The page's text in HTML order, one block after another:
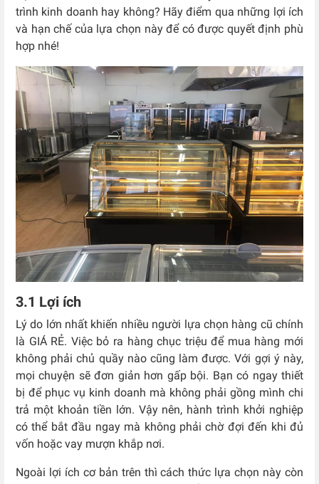
trình kinh doanh hay không? Hãy điểm qua những lợi ích
và hạn chế của lựa chọn này để có được quyết định phù
hợp nhé!
3.1 Lợi ích
Lý do lớn nhất khiến nhiều người lựa chọn hàng cũ chính
là GIÁ RẺ. Việc bỏ ra hàng chục triệu để mua hàng mới
không phải chủ quầy nào cũng làm được. Với gợi ý này,
mọi chuyện sẽ đơn giản hơn gấp bội. Bạn có ngay thiết
bị để phục vụ kinh doanh mà không phải gồng mình chi
trả một khoản tiền lớn. Vậy nên, hành trình khởi nghiệp
có thể bắt đầu ngay mà không phải chờ đợi đến khi đủ
vốn hoặc vay mượn khắp nơi.
Ngoài lợi ích cơ bản trên thì cách thức lựa chọn này còn